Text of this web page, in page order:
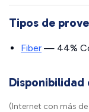
Tipos de
Fiber — 44%
Disponibilidad
(Internet con más